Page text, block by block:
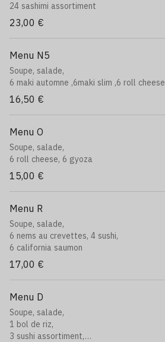
24 sashimi assortiment
23,00 €
Menu N5
Soupe, salade,
6 maki automne ,6maki slim ,6 roll cheese
16,50 €
Menu O
Soupe, salade,
6 roll cheese, 6 gyoza
15,00 €
Menu R
Soupe, salade,
6 nems au crevettes, 4 sushi,
6 california saumon
17,00 €
Menu D
Soupe, salade,
1 bol de riz,
3 sushi assortiment,